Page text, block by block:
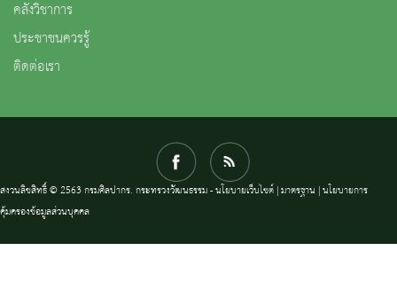
คลังวิชาการ
ประชาชนควรรู้
ติดต่อเรา
สงวนลิขสิทธิ์ © 2563 กรมศิลปากร. กระทรวงวัฒนธรรม -นโยบายเว็บไซต์|มาตรฐาน |นโยบายการ
คุ้มครองข้อมูลส่วนบุคคล